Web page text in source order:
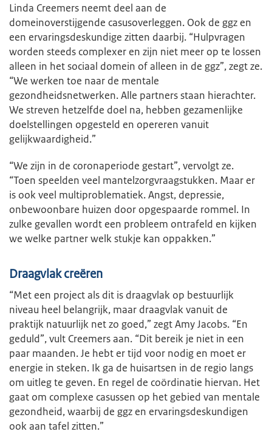
Linda Creemers neemt deel aan de
domeinoverstijgende casusoverleggen. Ook de ggz en
een ervaringsdeskundige zitten daarbij. “Hulpvragen
worden steeds complexer en zijn niet meer op te lossen
alleen in het sociaal domein of alleen in de ggz”, zegt ze.
“We werken toe naar de mentale
gezondheidsnetwerken. Alle partners staan hierachter.
We streven hetzelfde doel na, hebben gezamenlijke
doelstellingen opgesteld en opereren vanuit
gelijkwaardigheid.”
“We zijn in de coronaperiode gestart”, vervolgt ze.
“Toen speelden veel mantelzorgvraagstukken. Maar er
is ook veel multiproblematiek. Angst, depressie,
onbewoonbare huizen door opgespaarde rommel. In
zulke gevallen wordt een probleem ontrafeld en kijken
we welke partner welk stukje kan oppakken.”
Draagvlak creëren
“Met een project als dit is draagvlak op bestuurlijk
niveau heel belangrijk, maar draagvlak vanuit de
praktijk natuurlijk net zo goed,” zegt Amy Jacobs. “En
geduld”, vult Creemers aan. “Dit bereik je niet in een
paar maanden. Je hebt er tijd voor nodig en moet er
energie in steken. Ik ga de huisartsen in de regio langs
om uitleg te geven. En regel de coördinatie hiervan. Het
gaat om complexe casussen op het gebied van mentale
gezondheid, waarbij de ggz en ervaringsdeskundigen
ook aan tafel zitten.”